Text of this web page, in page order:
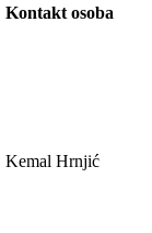
Kontakt osoba
Kemal Hrnjić